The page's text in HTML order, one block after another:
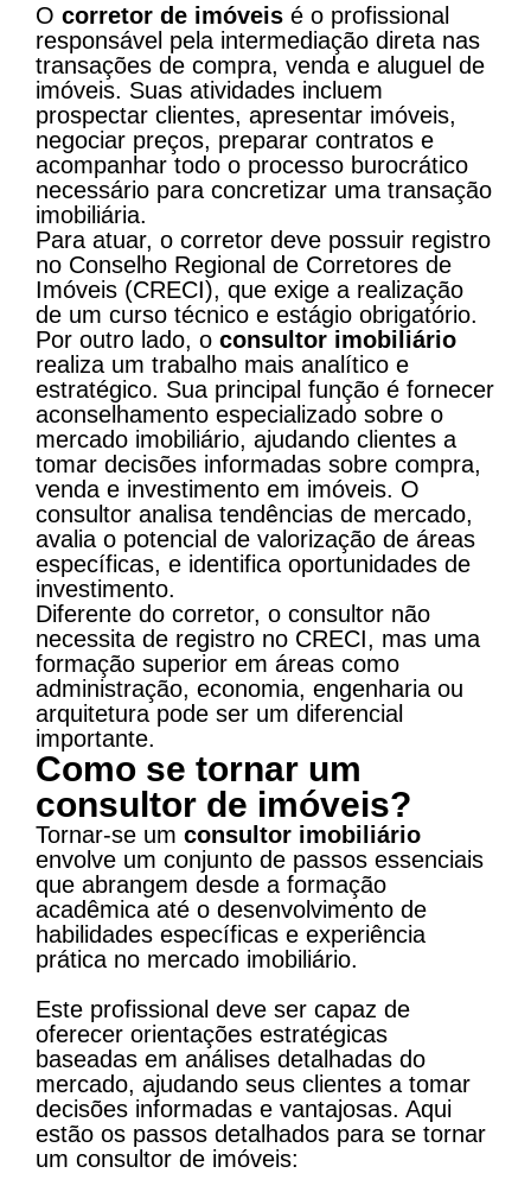
O corretor de imóveis é o profissional
responsável pela intermediação direta nas
transações de compra, venda e aluguel de
imóveis. Suas atividades incluem
prospectar clientes, apresentar imóveis,
negociar preços, preparar contratos e
acompanhar todo o processo burocrático
necessário para concretizar uma transação
imobiliária.
Para atuar, o corretor deve possuir registro
no Conselho Regional de Corretores de
Imóveis (CRECI), que exige a realização
de um curso técnico e estágio obrigatório​​.
Por outro lado, o consultor imobiliário
realiza um trabalho mais analítico e
estratégico. Sua principal função é fornecer
aconselhamento especializado sobre o
mercado imobiliário, ajudando clientes a
tomar decisões informadas sobre compra,
venda e investimento em imóveis. O
consultor analisa tendências de mercado,
avalia o potencial de valorização de áreas
específicas, e identifica oportunidades de
investimento.
Diferente do corretor, o consultor não
necessita de registro no CRECI, mas uma
formação superior em áreas como
administração, economia, engenharia ou
arquitetura pode ser um diferencial
importante​​.
Como se tornar um
consultor de imóveis?
Tornar-se um consultor imobiliário
envolve um conjunto de passos essenciais
que abrangem desde a formação
acadêmica até o desenvolvimento de
habilidades específicas e experiência
prática no mercado imobiliário.
Este profissional deve ser capaz de
oferecer orientações estratégicas
baseadas em análises detalhadas do
mercado, ajudando seus clientes a tomar
decisões informadas e vantajosas. Aqui
estão os passos detalhados para se tornar
um consultor de imóveis: